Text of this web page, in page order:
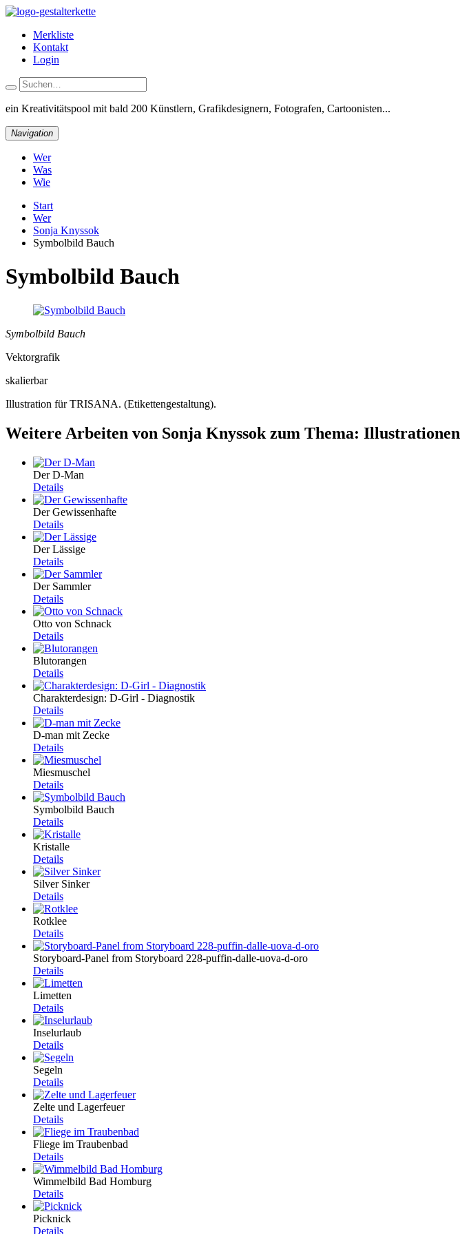
Merkliste
Kontakt
Login
ein Kreativitätspool mit bald 200 Künstlern, Grafikdesignern, Fotografen, Cartoonisten...
Navigation
Wer
Was
Wie
Start
Wer
Sonja Knyssok
Symbolbild Bauch
Symbolbild Bauch
Symbolbild Bauch
Vektorgrafik
skalierbar
Illustration für TRISANA. (Etikettengestaltung).
Weitere Arbeiten von Sonja Knyssok zum Thema: Illustrationen
Der D-Man
Details
Der Gewissenhafte
Details
Der Lässige
Details
Der Sammler
Details
Otto von Schnack
Details
Blutorangen
Details
Charakterdesign: D-Girl - Diagnostik
Details
D-man mit Zecke
Details
Miesmuschel
Details
Symbolbild Bauch
Details
Kristalle
Details
Silver Sinker
Details
Rotklee
Details
Storyboard-Panel from Storyboard 228-puffin-dalle-uova-d-oro
Details
Limetten
Details
Inselurlaub
Details
Segeln
Details
Zelte und Lagerfeuer
Details
Fliege im Traubenbad
Details
Wimmelbild Bad Homburg
Details
Picknick
Details